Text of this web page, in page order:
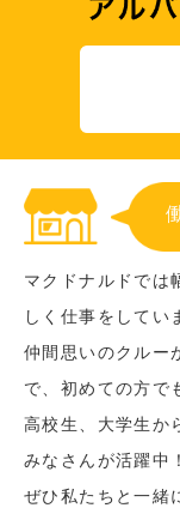
マクドナルドでは
しく仕事をしてい
仲間思いのクルー
で、初めての方で
高校生、大学生か
みなさんが活躍中
ぜひ私たちと一緒